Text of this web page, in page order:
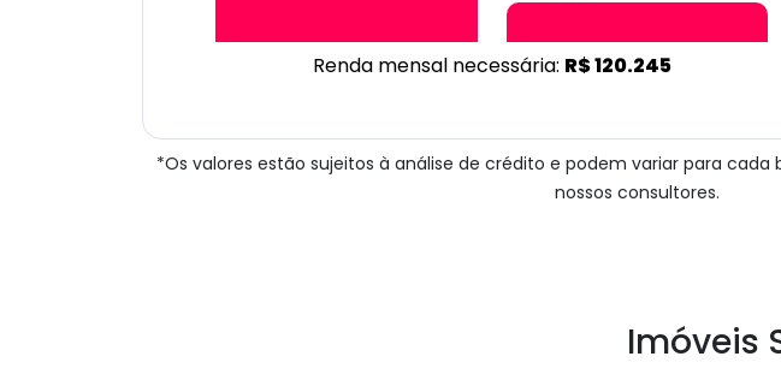
Renda mensal necessária: R$ 120.245
*Os valores estão sujeitos à análise de crédito e podem variar para
nossos consultores.
Imóveis